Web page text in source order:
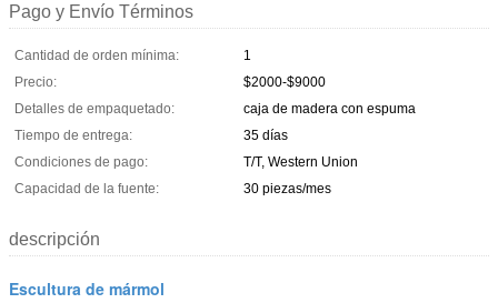
Pago y Envío Términos
Cantidad de orden mínima:
1
Precio:
$2000-$9000
Detalles de empaquetado:
caja de madera con espuma
Tiempo de entrega:
35 días
Condiciones de pago:
T/T, Western Union
Capacidad de la fuente:
30 piezas/mes
descripción
Escultura de mármol